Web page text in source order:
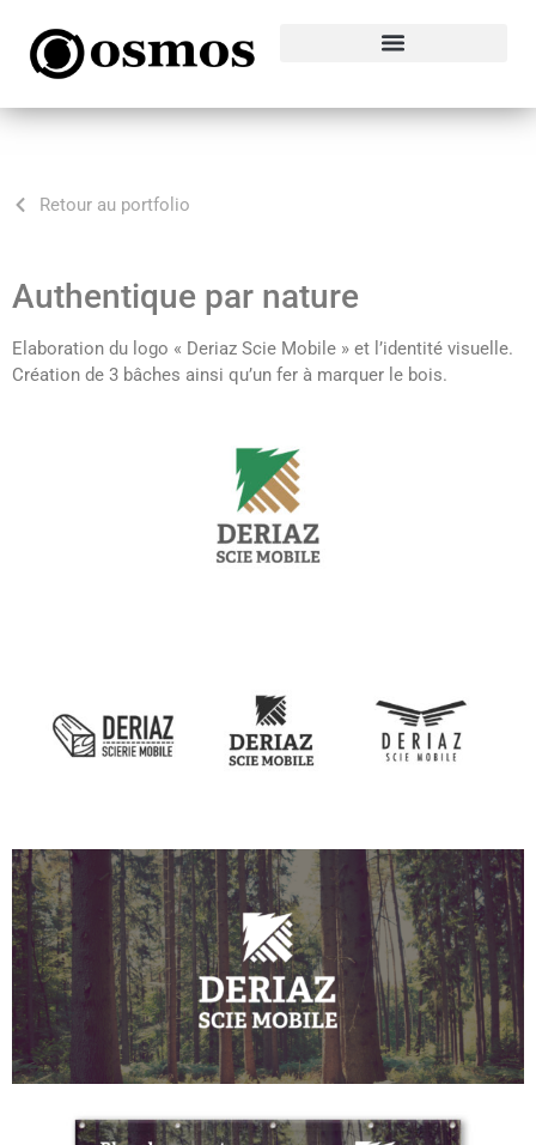
Retour au portfolio
Authentique par nature
Elaboration du logo « Deriaz Scie Mobile » et l’identité visuelle.
Création de 3 bâches ainsi qu’un fer à marquer le bois.